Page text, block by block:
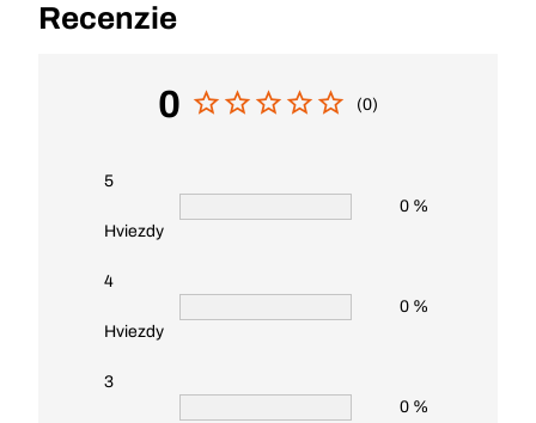
Recenzie
0 (0)
5
Hviezdy
0 %
4
Hviezdy
0 %
3
0 %